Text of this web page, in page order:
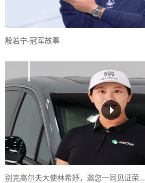
殷若宁-冠军故事
别克高尔夫大使林希妤，邀您一同见证荣...